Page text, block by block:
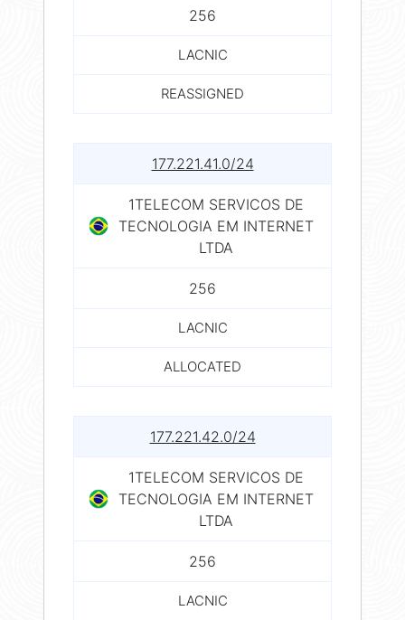
256
LACNIC
REASSIGNED
177.221.41.0/24
1TELECOM SERVICOS DE
TECNOLOGIA EM INTERNET
LTDA
256
LACNIC
ALLOCATED
177.221.42.0/24
1TELECOM SERVICOS DE
TECNOLOGIA EM INTERNET
LTDA
256
LACNIC